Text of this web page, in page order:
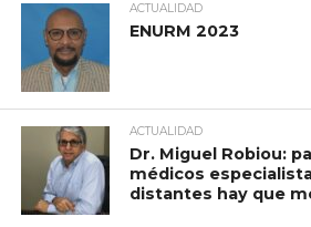
ACTUALIDAD
ENURM 2023
ACTUALIDAD
Dr. Miguel Robiou:
médicos
distantes hay que